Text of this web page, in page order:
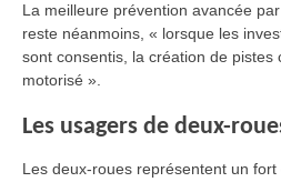
La meilleure prévention avancée
reste néanmoins, « lorsque les
sont consentis, la création de pistes
motorisé ».
Les usagers de deux-
Les deux-roues représentent un fort